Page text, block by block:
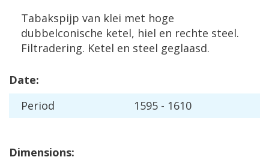
Tabakspijp van klei met hoge
dubbelconische ketel, hiel en rechte steel.
Filtradering. Ketel en steel geglaasd.
Date:
Period
1595 - 1610
Dimensions: